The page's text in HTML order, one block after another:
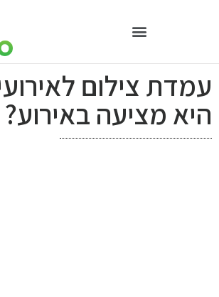
עמדת צילום
היא מציעה באירוע?